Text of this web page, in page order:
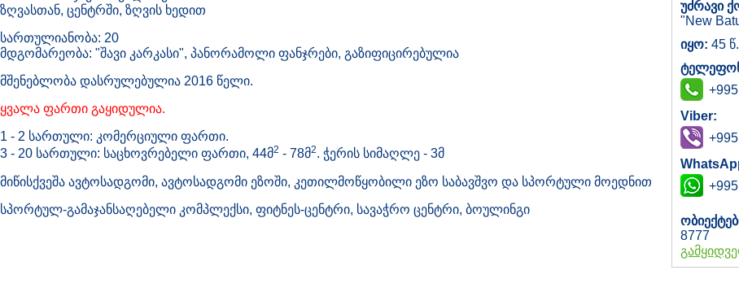
ზღვასთან, ცენტრში, ზღვის ხედით
სართულიანობა: 20
მდგომარეობა: "შავი კარკასი", პანორამოლი ფანჯრები, გაზიფიცირებულია
მშენებლობა დასრულებულია 2016 წელი.
ყვალა ფართი გაყიდულია.
1 - 2 სართული: კომერციული ფართი.
3 - 20 სართული: საცხოვრებელი ფართი, 44მ2 - 78მ2. ჭერის სიმაღლე - 3მ
მიწისქვეშა ავტოსადგომი, ავტოსადგომი ეზოში, კეთილმოწყობილი ეზო საბავშვო და სპორტული მოედნით
სპორტულ-გამაჯანსაღებელი კომპლექსი, ფიტნეს-ცენტრი, სავაჭრო ცენტრი, ბოულინგი
უძრავი
"New
იყო: 45
Viber:
8777